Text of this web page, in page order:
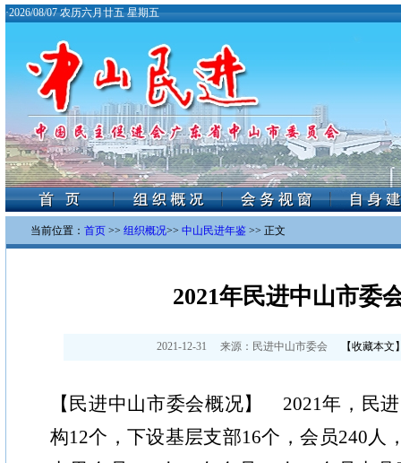
·2026/08/07 农历六月廿五 星期五
当前位置： 首页 >> 组织概况>> 中山民进年鉴 >> 正文
2021年民进中山市委
2021-12-31 来源： 民进中山市委会 【收藏本文
【民进中山市委会概况】 2021年，民
构12个，下设基层支部16个，会员240人